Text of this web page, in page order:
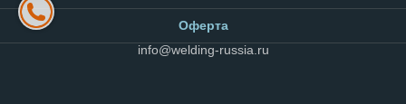
Оферта
info@welding-russia.ru